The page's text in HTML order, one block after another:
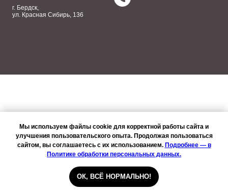
Мы используем файлы cookie для корректной работы сайта и
улучшения пользовательского опыта. Продолжая пользоваться
сайтом, вы соглашаетесь с их использованием. Подробнее — в
Политике обработки персональных данных.
ОК, ВСЁ НОРМАЛЬНО!
г. Бердск,
ул. Красная Сибирь, 136